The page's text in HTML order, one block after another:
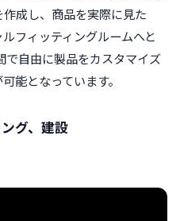
成し、商品を実際に見た
フィッティングルームへと
で自由に製品をカスタマイズ
能となっています。
グ、建設